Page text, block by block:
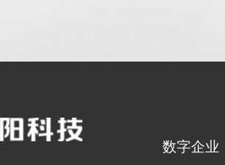
数字企业